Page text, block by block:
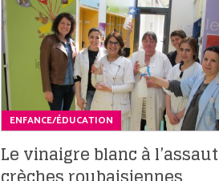
ENFANCE/ÉDUCATION
Le vinaigre blanc à